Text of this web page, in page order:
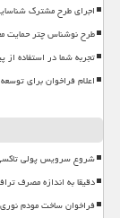
اجرای طرح مشترک
طرح نوشناس چتر حمایت
تجربه شما در استفاده از
اعلام فراخوان برای
شروع سرویس پولی
دقیقا به اندازه مصرف
فراخوان ساخت مودم